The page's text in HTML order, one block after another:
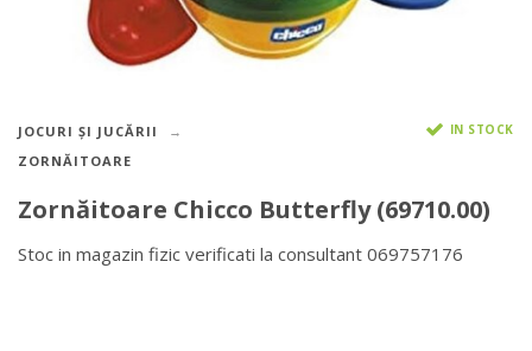
JOCURI ȘI JUCĂRII
ZORNĂITOARE
IN STOCK
Zornăitoare Chicco Butterfly (69710.00)
Stoc in magazin fizic verificati la consultant 069757176